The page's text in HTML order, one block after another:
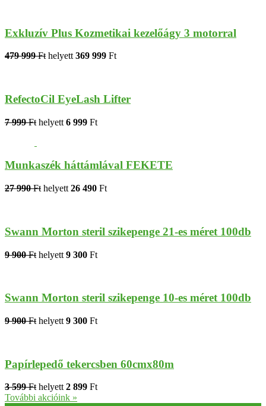
Exkluzív Plus Kozmetikai kezelőágy 3 motorral
479 999 Ft helyett 369 999 Ft
RefectoCil EyeLash Lifter
7 999 Ft helyett 6 999 Ft
Munkaszék háttámlával FEKETE
27 990 Ft helyett 26 490 Ft
Swann Morton steril szikepenge 21-es méret 100db
9 900 Ft helyett 9 300 Ft
Swann Morton steril szikepenge 10-es méret 100db
9 900 Ft helyett 9 300 Ft
Papírlepedő tekercsben 60cmx80m
3 599 Fthelyett2 899 Ft
További akcióink »